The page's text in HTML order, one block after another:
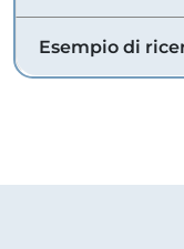
Esempio di